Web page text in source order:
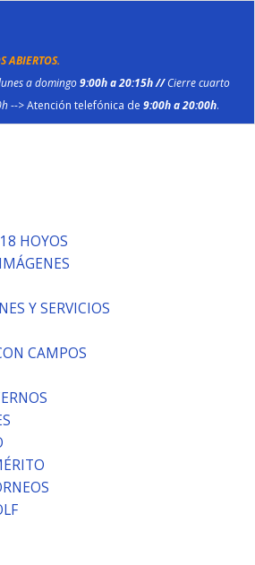
ABIERTOS.
a domingo9:00h a 20:15h //Cierre cuarto
--> Atención telefónica de 9:00h a 20:00h.
HOYOS
Y SERVICIOS
CAMPOS